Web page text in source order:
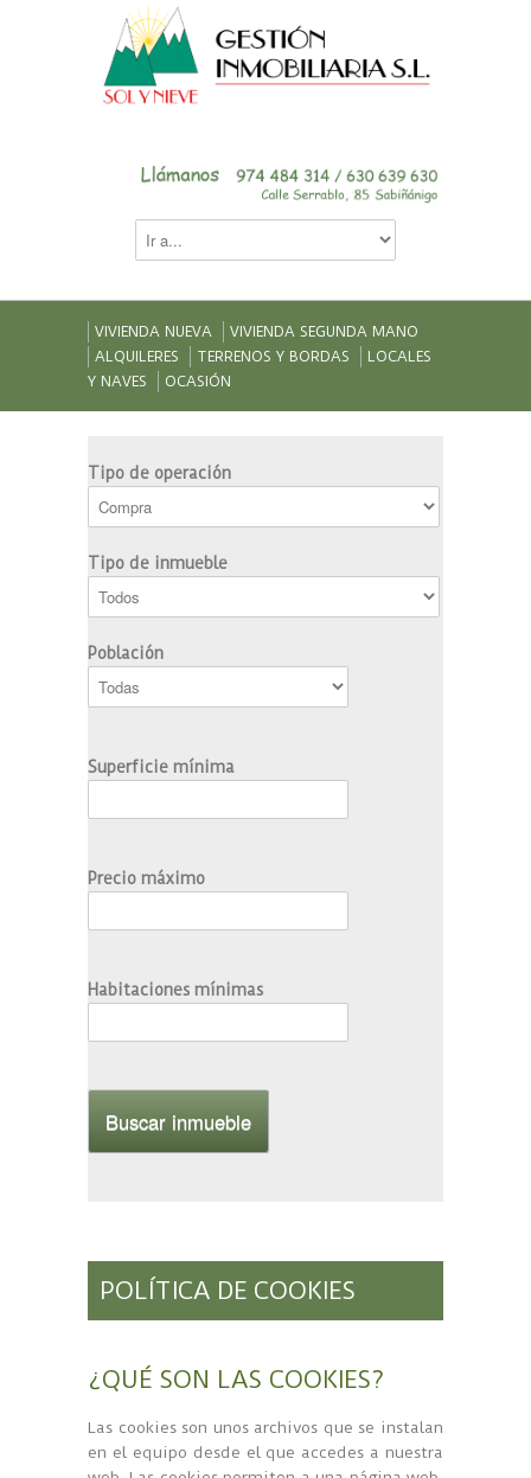
VIVIENDA NUEVA
VIVIENDA SEGUNDA MANO
ALQUILERES
TERRENOS Y BORDAS
LOCALES
Y NAVES
OCASIÓN
Tipo de operación
Tipo de inmueble
Población
Superficie mínima
Precio máximo
Habitaciones mínimas
POLÍTICA DE COOKIES
¿QUÉ SON LAS COOKIES?
Las cookies son unos archivos que se instalan
en el equipo desde el que accedes a nuestra